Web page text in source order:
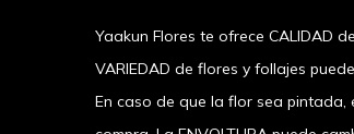
Yaakun Flores te ofrece CALIDAD
VARIEDAD de flores y follajes
En caso de que la flor sea pintada,